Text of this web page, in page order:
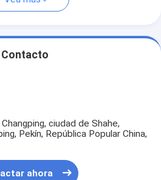
Contacto
ciudad de Shahe,
Pekín, República Popular China,
ahora